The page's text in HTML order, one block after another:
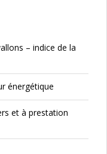
– indice de la
énergétique
et à prestation